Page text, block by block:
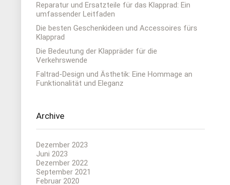
Reparatur und Ersatzteile für das Klapprad: Ein
umfassender Leitfaden
Die besten Geschenkideen und Accessoires fürs
Klapprad
Die Bedeutung der Klappräder für die
Verkehrswende
Faltrad-Design und Ästhetik: Eine Hommage an
Funktionalität und Eleganz
Archive
Dezember 2023
Juni 2023
Dezember 2022
September 2021
Februar 2020